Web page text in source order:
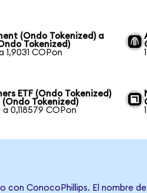
(Ondo Tokenized) a
Tokenized)
1,9031 COPon
ETF (Ondo Tokenized)
Tokenized)
0,118579 COPon
ConocoPhillips. El nombre